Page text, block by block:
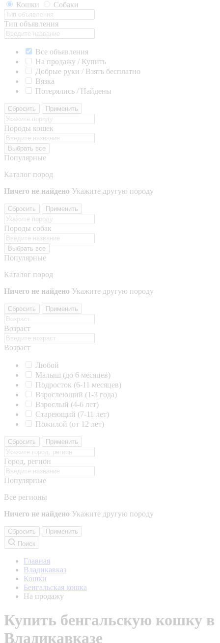
Кошки
Собаки
Тип объявления
Все объявления
На продажу / Купить
Добрые руки / Взять бесплатно
Вязка
Потерялись / Найдены
Сбросить Применить
Породы кошек
Выбрать все
Популярные
Каталог пород
Ничего не найдено Укажите другую породу
Сбросить Применить
Породы собак
Выбрать все
Популярные
Каталог пород
Ничего не найдено Укажите другую породу
Сбросить Применить
Возраст
Возраст
Любой
Малыш (до 6 месяцев)
Подросток (6-11 месяцев)
Взрослеющий (1-3 года)
Взрослый (4-6 лет)
Стареющий (7-11 лет)
Пожилой (от 12 лет)
Сбросить Применить
Город, регион
Популярные
Все регионы
Ничего не найдено Укажите другую породу
Сбросить
Применить
Поиск
Главная
Владикавказ
Кошки
Бенгальская кошка
На продажу
Купить бенгальскую кошку в
Владикавказе